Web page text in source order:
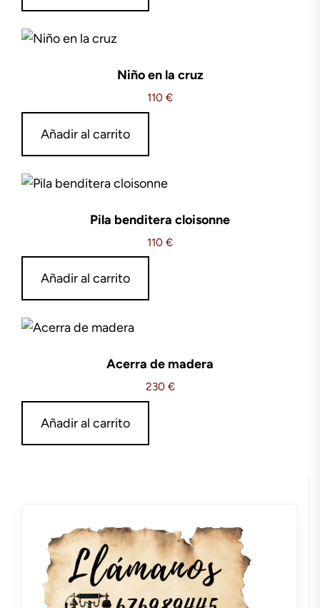
Niño en la cruz
110 €
Añadir al carrito
Pila benditera cloisonne
110 €
Añadir al carrito
Acerra de madera
230 €
Añadir al carrito